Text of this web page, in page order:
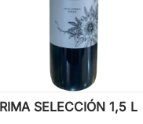
 Vista rápida
SELECCIÓN 1,5 L